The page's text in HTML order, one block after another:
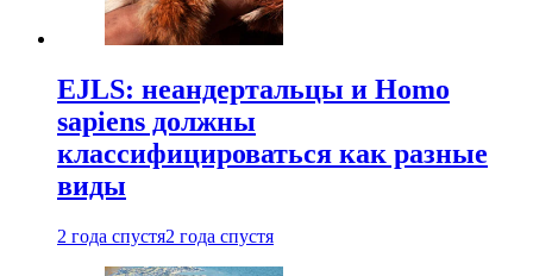
EJLS: неандертальцы и Homo
sapiens должны
классифицироваться как разные
виды
2 года спустя2 года спустя